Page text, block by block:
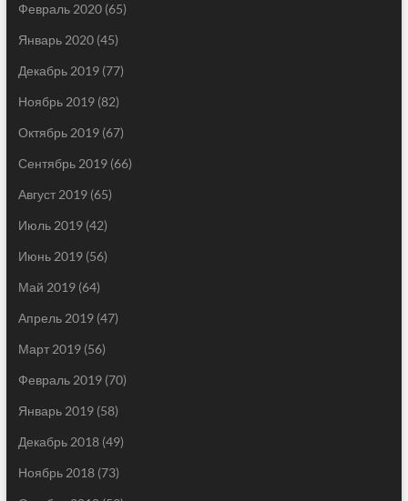
Февраль 2020(65)
Январь 2020(45)
Декабрь 2019(77)
Ноябрь 2019(82)
Октябрь 2019(67)
Сентябрь 2019(66)
Август 2019(65)
Июль 2019(42)
Июнь 2019(56)
Май 2019(64)
Апрель 2019(47)
Март 2019(56)
Февраль 2019(70)
Январь 2019(58)
Декабрь 2018(49)
Ноябрь 2018(73)